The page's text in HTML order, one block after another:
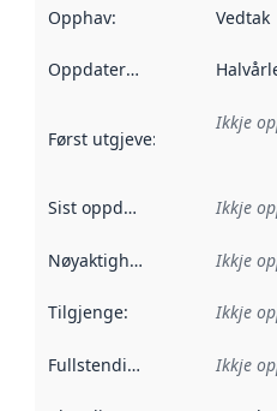
Opphav: Vedtak
Oppdateringsfrekvens :
Først utgjeve: Denne
Ikkje
Sist oppdatert Ikkje
Nøyaktigheit Ikkje
Tilgjenge: Ikkje
Fullstendigheit Ikkje